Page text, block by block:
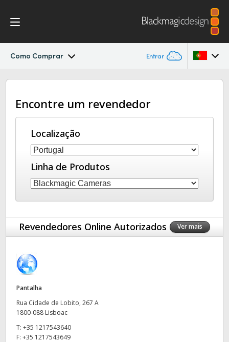
Como Comprar Entrar
Cinema Camera
Design
Acessórios
Blackmagic OS
Galeria
Australia
Austria
Brazil
Canada
Denmark
Finland
Hong Kong SAR, China
India
Encontre um revendedor
Localização
Linha de Produtos
Revendedores Online Autorizados Ver mais
Pantalha
Rua Cidade de Lobito, 267 A
1800-088 Lisboac
T: +35 1217543640
F: +35 1217543649